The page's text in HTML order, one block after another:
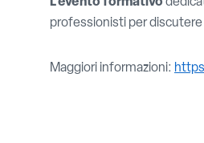
L’evento formativo
professionisti per discutere
Maggiori informazioni: